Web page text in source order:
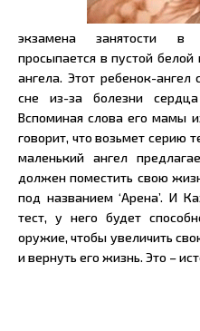
экзамена занятости в
просыпается в пустой
ангела. Этот ребенок-
сне из-за болезни
Вспоминая слова его мамы
говорит, что возьмет серию
маленький ангел
должен поместить свою
под названием ‘Арена’. И
тест, у него будет
оружие, чтобы увеличить
и вернуть его жизнь. Это –